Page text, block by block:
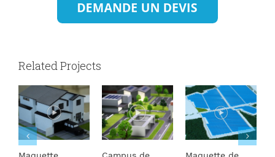
Related Projects
Maquette
Campus de
Maquette de